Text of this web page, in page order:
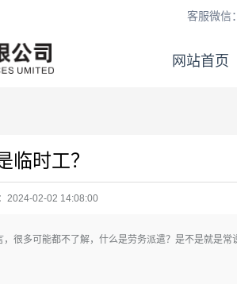
客服微信：
网站首页
临时工？
2024-02-02 14:08:00
很多可能都不了解，什么是劳务派遣？是不是就是常